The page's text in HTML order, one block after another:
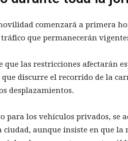
comenzará a primera
que permanecerán
que las restricciones afectarán
discurre el recorrido de la
desplazamientos.
los vehículos privados, se
ciudad, aunque insiste en que